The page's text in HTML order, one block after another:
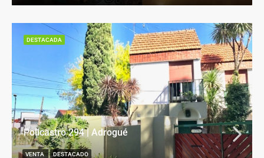
Policastro 294 | Adrogué
VENTA DESTACADO
DESTACADA